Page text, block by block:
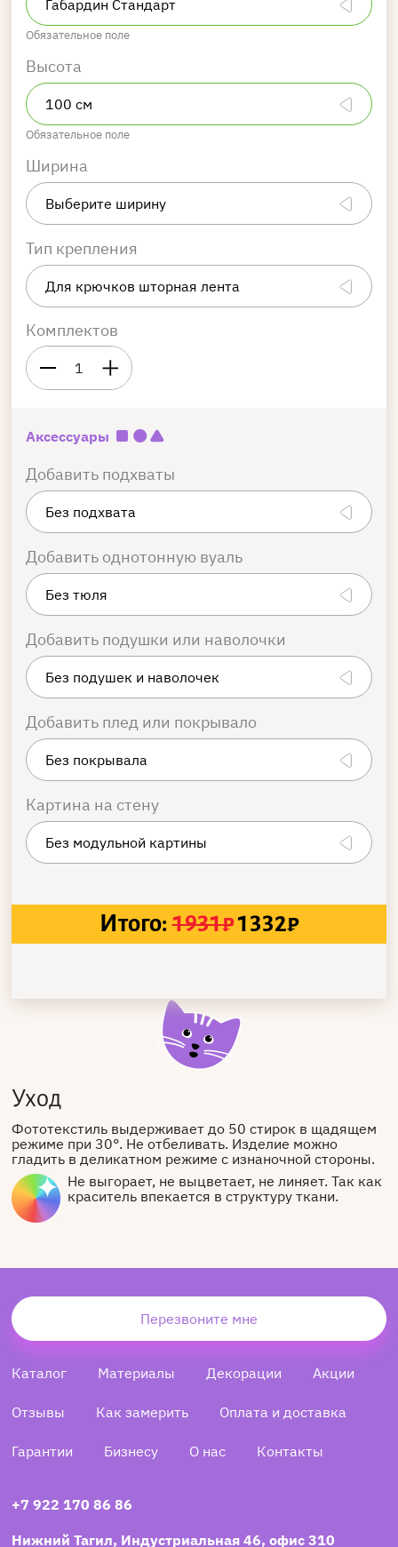
Обязательное поле
Высота
Обязательное поле
Ширина
Тип крепления
Комплектов
1
Аксессуары
Добавить подхваты
Добавить однотонную вуаль
Добавить подушки или наволочки
Добавить плед или покрывало
Картина на стену
Итого: 1931₽1332₽
Уход
Фототекстиль выдерживает до 50 стирок в щадящем
режиме при 30°. Не отбеливать. Изделие можно
гладить в деликатном режиме с изнаночной стороны.
Не выгорает, не выцветает, не линяет. Так как
краситель впекается в структуру ткани.
Перезвоните мне
Каталог Материалы Декорации Акции
Отзывы Как замерить Оплата и доставка
Гарантии Бизнесу О нас Контакты
+7 922 170 86 86
Нижний Тагил, Индустриальная 46, офис 310